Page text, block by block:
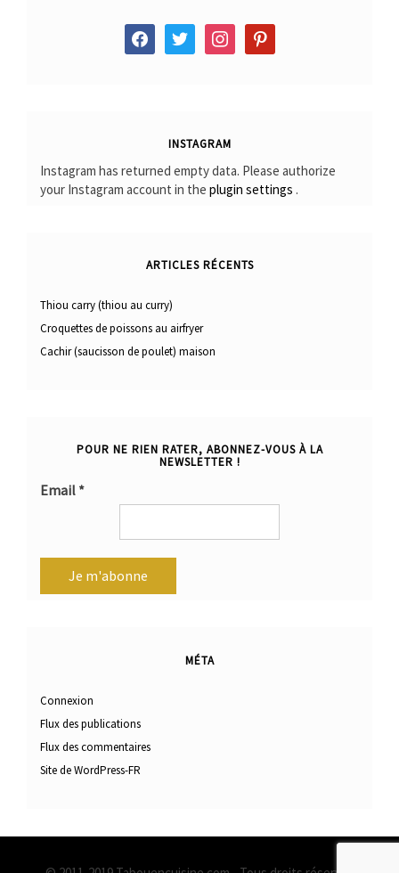
facebook twitter instagram pinterest
INSTAGRAM
Instagram has returned empty data. Please authorize
your Instagram account in the plugin settings .
ARTICLES RÉCENTS
Thiou carry (thiou au curry)
Croquettes de poissons au airfryer
Cachir (saucisson de poulet) maison
POUR NE RIEN RATER, ABONNEZ-VOUS À LA
NEWSLETTER !
Email *
MÉTA
Connexion
Flux des publications
Flux des commentaires
Site de WordPress-FR